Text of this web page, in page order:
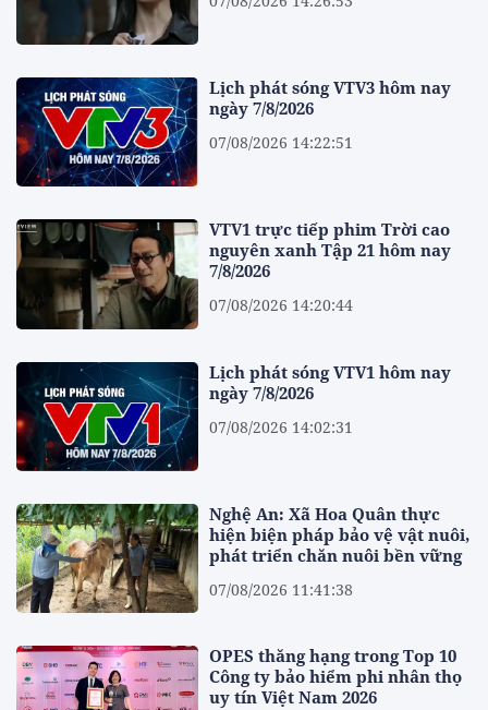
Lịch phát sóng VTV3 hôm nay
ngày 7/8/2026
07/08/2026 14:22:51
VTV1 trực tiếp phim Trời cao
nguyên xanh Tập 21 hôm nay
7/8/2026
07/08/2026 14:20:44
Lịch phát sóng VTV1 hôm nay
ngày 7/8/2026
07/08/2026 14:02:31
Nghệ An: Xã Hoa Quân thực
hiện biện pháp bảo vệ vật nuôi,
phát triển chăn nuôi bền vững
07/08/2026 11:41:38
OPES thăng hạng trong Top 10
Công ty bảo hiểm phi nhân thọ
uy tín Việt Nam 2026